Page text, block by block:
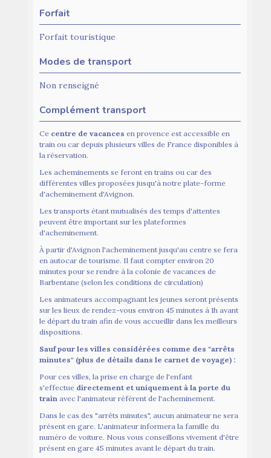
Forfait
Forfait touristique
Modes de transport
Non renseigné
Complément transport
Ce centre de vacances en provence est accessible en
train ou car depuis plusieurs villes de France disponibles à
la réservation.
Les acheminements se feront en trains ou car des
différentes villes proposées jusqu'à notre plate-forme
d'acheminement d'Avignon.
Les transports étant mutualisés des temps d'attentes
peuvent être important sur les plateformes
d'acheminement.
À partir d'Avignon l'acheminement jusqu'au centre se fera
en autocar de tourisme. Il faut compter environ 20
minutes pour se rendre à la colonie de vacances de
Barbentane (selon les conditions de circulation)
Les animateurs accompagnant les jeunes seront présents
sur les lieux de rendez-vous environ 45 minutes à 1h avant
le départ du train afin de vous accueillir dans les meilleurs
dispositions.
Sauf pour les villes considérées comme des "arrêts
minutes" (plus de détails dans le carnet de voyage) :
Pour ces villes, la prise en charge de l'enfant
s'effectue directement et uniquement à la porte du
train avec l'animateur référent de l'acheminement.
Dans le cas des "arrêts minutes", aucun animateur ne sera
présent en gare. L'animateur informera la famille du
numéro de voiture. Nous vous conseillons vivement d'être
présent en gare 45 minutes avant le départ du train.